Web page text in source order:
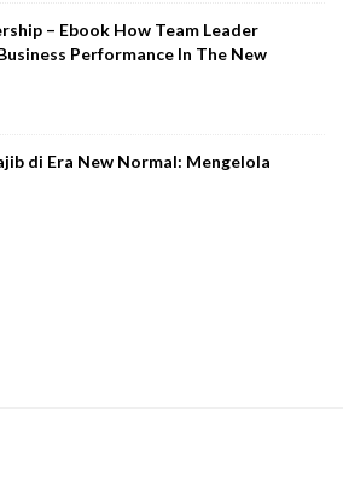
– Ebook How Team Leader
Performance In The New
di Era New Normal: Mengelola